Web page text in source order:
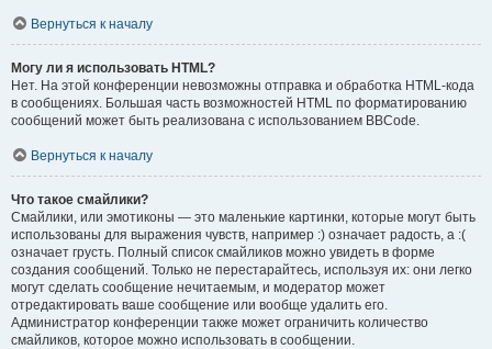
Вернуться к началу
Могу ли я использовать HTML?
Нет. На этой конференции невозможны отправка и обработка HTML-кода
в сообщениях. Большая часть возможностей HTML по форматированию
сообщений может быть реализована с использованием BBCode.
Вернуться к началу
Что такое смайлики?
Смайлики, или эмотиконы — это маленькие картинки, которые могут быть
использованы для выражения чувств, например :) означает радость, а :(
означает грусть. Полный список смайликов можно увидеть в форме
создания сообщений. Только не перестарайтесь, используя их: они легко
могут сделать сообщение нечитаемым, и модератор может
отредактировать ваше сообщение или вообще удалить его.
Администратор конференции также может ограничить количество
смайликов, которое можно использовать в сообщении.